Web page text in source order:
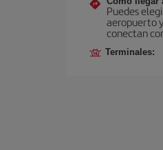
Puedes
aeropuerto
conectan
Terminales: